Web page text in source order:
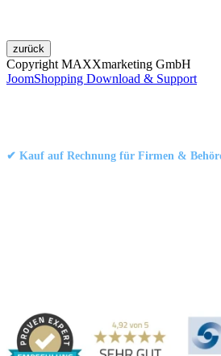
Copyright MAXXmarketing GmbH
JoomShopping Download & Support
✔ Kauf auf Rechnung für Firmen &